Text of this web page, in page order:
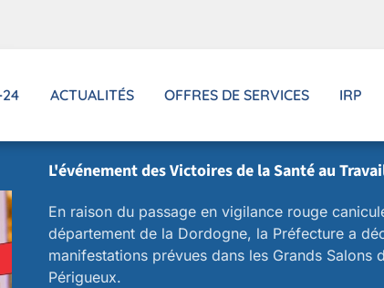
24 ACTUALITÉS OFFRES DE SERVICES IRP
L'événement des Victoires de la Santé au
En raison du passage en vigilance rouge
département de la Dordogne, la Préfecture a
manifestations prévues dans les Grands Salons
Périgueux.